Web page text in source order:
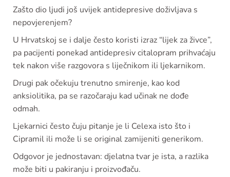
Zašto dio ljudi još uvijek antidepresive doživljava s
nepovjerenjem?
U Hrvatskoj se i dalje često koristi izraz “lijek za živce”,
pa pacijenti ponekad antidepresiv citalopram prihvaćaju
tek nakon više razgovora s liječnikom ili ljekarnikom.
Drugi pak očekuju trenutno smirenje, kao kod
anksiolitika, pa se razočaraju kad učinak ne dođe
odmah.
Ljekarnici često čuju pitanje je li Celexa isto što i
Cipramil ili može li se original zamijeniti generikom.
Odgovor je jednostavan: djelatna tvar je ista, a razlika
može biti u pakiranju i proizvođaču.